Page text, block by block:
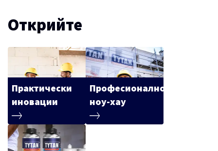
Открийте
Практически
иновации
Професионално
ноу-хау